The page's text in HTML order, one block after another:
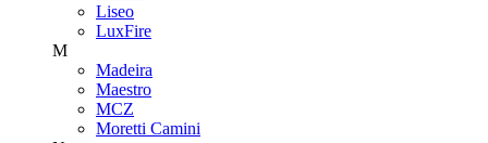
Liseo
LuxFire
M
Madeira
Maestro
MCZ
Moretti Camini